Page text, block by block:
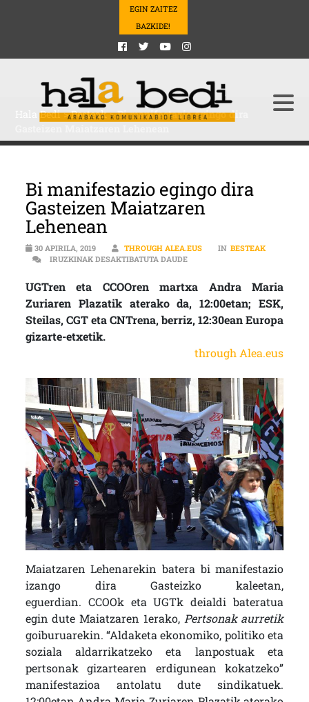
EGIN ZAITEZ
BAZKIDE!
Hala Bedi>Besteak>Bi manifestazio egingo dira
Bi manifestazio egingo dira
Gasteizen Maiatzaren
Lehenean
30 APIRILA, 2019 THROUGH ALEA.EUS IN BESTEAK
IRUZKINAK DESAKTIBATUTA DAUDEBI MANIFESTAZIO EGINGO
UGTren eta CCOOren martxa Andra Maria
Zuriaren Plazatik aterako da, 12:00etan; ESK,
Steilas, CGT eta CNTrena, berriz, 12:30ean Europa
gizarte-etxetik.
through Alea.eus
Maiatzaren Lehenarekin batera bi manifestazio
izango dira Gasteizko kaleetan,
eguerdian. CCOOk eta UGTk deialdi bateratua
egin dute Maiatzaren 1erako, Pertsonak aurretik
goiburuarekin. “Aldaketa ekonomiko, politiko eta
soziala aldarrikatzeko eta lanpostuak eta
pertsonak gizartearen erdigunean kokatzeko”
manifestazioa antolatu dute sindikatuek.